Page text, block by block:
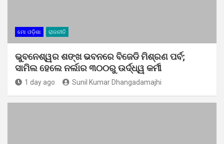
ମୋ ଓଡ଼ିଶା ରାଜନୀତି
ଭୁବନେଶ୍ୱର ଶଙ୍ଖ ଭବନରେ ବିଜେଡି ମିଶ୍ରଣ ପର୍ବ;
ସାମିଲ ହେଲେ ନର୍ଲାର ୩୦୦ରୁ ଉର୍ଦ୍ଧ୍ୱ କର୍ମୀ
1 day ago Sunil Kumar Dhangadamajhi